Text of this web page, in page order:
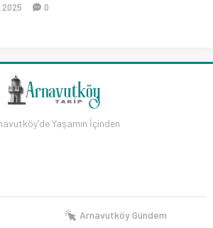
0
Yaşamın İçinden
Arnavutköy Gündem